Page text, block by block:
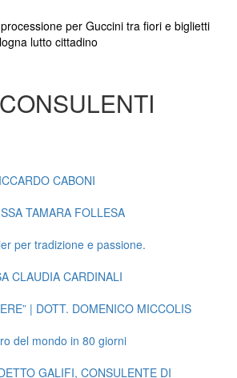
per Guccini tra fiori e biglietti
lutto cittadino
CABONI
TAMARA FOLLESA
per tradizione e passione.
CLAUDIA CARDINALI
| DOTT. DOMENICO MICCOLIS
del mondo in 80 giorni
GALIFI, CONSULENTE DI